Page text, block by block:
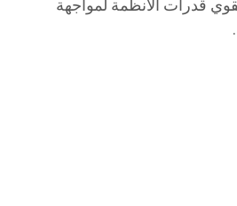
قدرات الأنظمة لمواجهة